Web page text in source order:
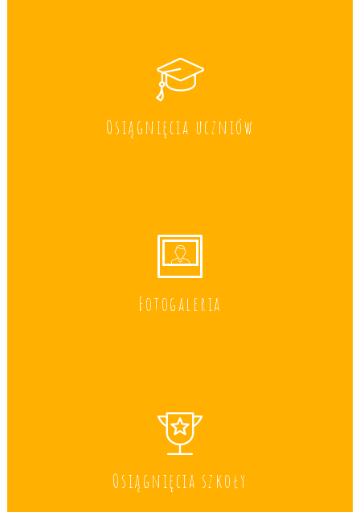
Osiągnięcia uczniów
Fotogaleria
Osiągnięcia szkoły